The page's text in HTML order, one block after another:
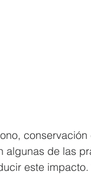
algunas de las
este